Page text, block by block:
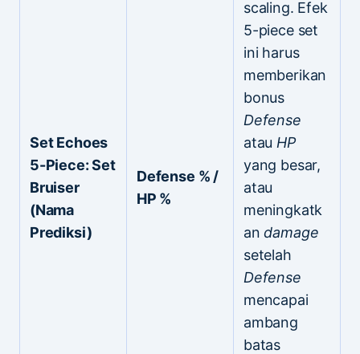
Set Echoes
5-Piece: Set
Bruiser
(Nama
Prediksi)
Defense % /
HP %
scaling. Efek
5-piece set
ini harus
memberikan
bonus
Defense
atau HP
yang besar,
atau
meningkatk
andamage
setelah
Defense
mencapai
ambang
batas